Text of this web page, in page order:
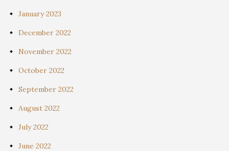
January 2023
December 2022
November 2022
October 2022
September 2022
August 2022
July 2022
June 2022